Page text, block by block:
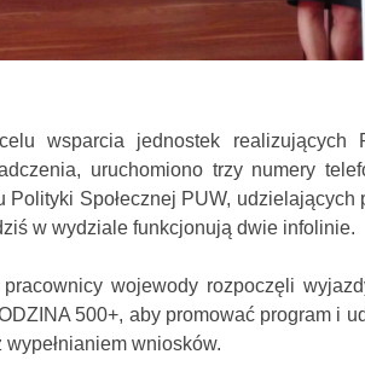
wsparcia jednostek realizujących
uruchomiono trzy numery
Polityki Społecznej PUW,
w wydziale funkcjonują dwie infolinie.
wojewody rozpoczęli
500+, aby promować program i
wniosków.